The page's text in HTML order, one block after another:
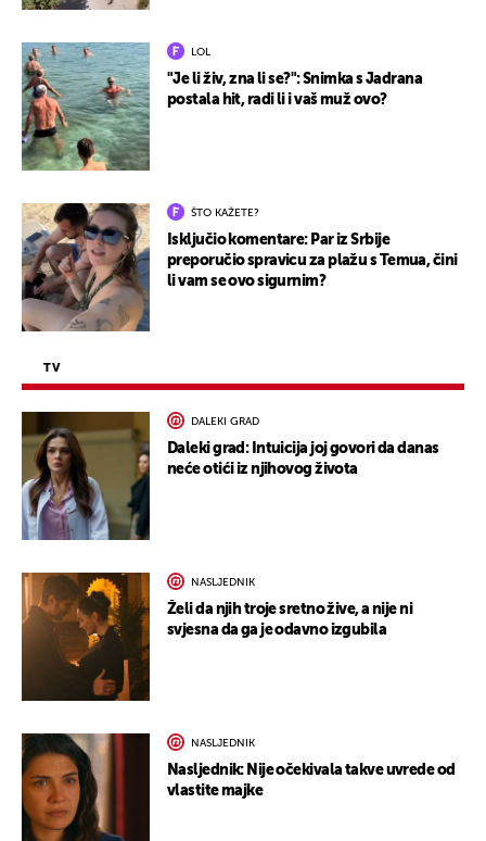
LOL
"Je li živ, zna li se?": Snimka s Jadrana
postala hit, radi li i vaš muž ovo?
ŠTO KAŽETE?
Isključio komentare: Par iz Srbije
preporučio spravicu za plažu s Temua, čini
li vam se ovo sigurnim?
TV
DALEKI GRAD
Daleki grad: Intuicija joj govori da danas
neće otići iz njihovog života
NASLJEDNIK
Želi da njih troje sretno žive, a nije ni
svjesna da ga je odavno izgubila
NASLJEDNIK
Nasljednik: Nije očekivala takve uvrede od
vlastite majke